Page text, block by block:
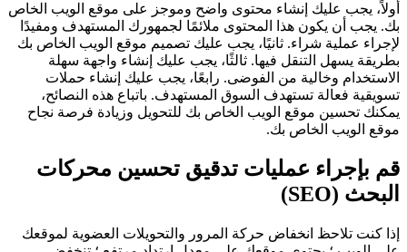
أولاً، يجب عليك إنشاء محتوى واضح وموجز على موقع الويب الخاص
بك. يجب أن يكون هذا المحتوى ملائمًا لجمهورك المستهدف ومفيدًا
لإجراء عملية شراء. ثانيًا، يجب عليك تصميم موقع الويب الخاص بك
بطريقة يسهل التنقل فيها. ثالثًا، يجب عليك إنشاء واجهة سهلة
الاستخدام وخالية من الفوضى. رابعًا، يجب عليك إنشاء حملات
تسويقية فعالة تستهدف السوق المستهدف. باتباع هذه النصائح،
يمكنك تحسين موقع الويب الخاص بك للتحويل وزيادة فرصة نجاح
موقع الويب الخاص بك.
قم بإجراء عمليات تدقيق تحسين محركات
البحث (SEO)
إذا كنت تلاحظ انخفاض حركة المرور والتحويلات العضوية لموقعك